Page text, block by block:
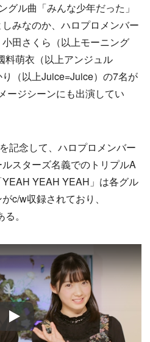
ル曲「みんな少年だった」
みなのか、ハロプロメンバー
田さくら（以上モーニング
料萌衣（以上アンジュル
（以上Juice=Juice）の7名が
ージシーンにも出演してい
記念して、ハロプロメンバー
スターズ名義でのトリプルA
YEAH YEAH」は各グル
c/w収録されており、
。
Play